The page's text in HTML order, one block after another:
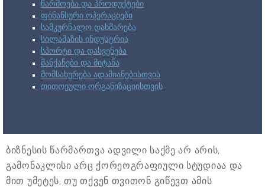
წარმოება და პროდუქტები
ფინანსური ოპერაციები
სამკურნალო დახმარება
სილამაზის ინდუსტრია
სპორტი და დასვენება
მანქანები და მიტანა
მომსახურება ადამიანებისთვის
თითოეული ორგანიზაციისთვის
ბიზნესის წარმართვა ადვილი საქმე არ არის,
გამონაკლისი არც ქორეოგრაფიული სტუდიაა და
მით უმეტეს, თუ თქვენ თვითონ გიწევთ ამის